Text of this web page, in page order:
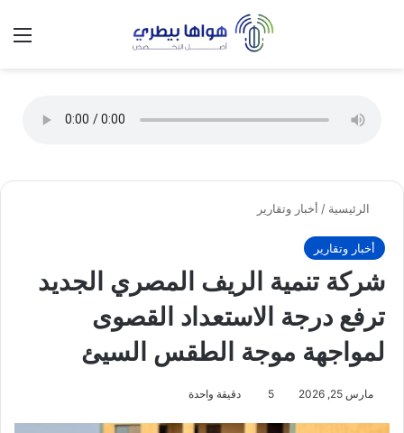
الوضع
الرئيسية / أخبار وتقارير
أخبار وتقارير
شركة تنمية الريف المصري الجديد
ترفع درجة الاستعداد القصوى
لمواجهة موجة الطقس السيئ
مارس 25, 2026 5 دقيقة واحدة